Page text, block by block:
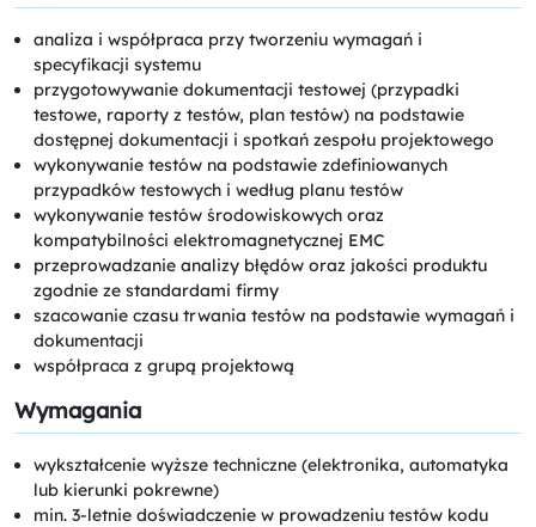
analiza i współpraca przy tworzeniu wymagań i
specyfikacji systemu
przygotowywanie dokumentacji testowej (przypadki
testowe, raporty z testów, plan testów) na podstawie
dostępnej dokumentacji i spotkań zespołu projektowego
wykonywanie testów na podstawie zdefiniowanych
przypadków testowych i według planu testów
wykonywanie testów środowiskowych oraz
kompatybilności elektromagnetycznej EMC
przeprowadzanie analizy błędów oraz jakości produktu
zgodnie ze standardami firmy
szacowanie czasu trwania testów na podstawie wymagań i
dokumentacji
współpraca z grupą projektową
Wymagania
wykształcenie wyższe techniczne (elektronika, automatyka
lub kierunki pokrewne)
min. 3-letnie doświadczenie w prowadzeniu testów kodu